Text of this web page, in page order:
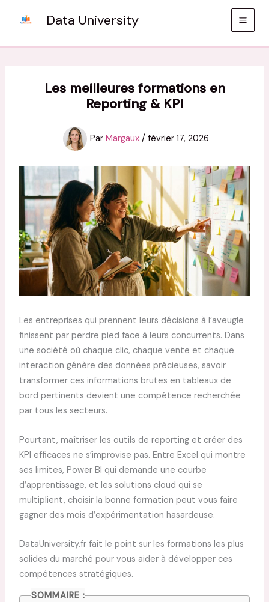
Data University
Les meilleures formations en
Reporting & KPI
Par Margaux / février 17, 2026
Les entreprises qui prennent leurs décisions à l’aveugle
finissent par perdre pied face à leurs concurrents. Dans
une société où chaque clic, chaque vente et chaque
interaction génère des données précieuses, savoir
transformer ces informations brutes en tableaux de
bord pertinents devient une compétence recherchée
par tous les secteurs.
Pourtant, maîtriser les outils de reporting et créer des
KPI efficaces ne s’improvise pas. Entre Excel qui montre
ses limites, Power BI qui demande une courbe
d’apprentissage, et les solutions cloud qui se
multiplient, choisir la bonne formation peut vous faire
gagner des mois d’expérimentation hasardeuse.
DataUniversity.fr fait le point sur les formations les plus
solides du marché pour vous aider à développer ces
compétences stratégiques.
SOMMAIRE :